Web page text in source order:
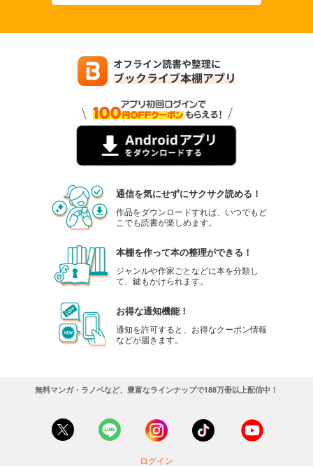
通信を気にせずにサクサク読める！
作品をダウンロードすれば、いつでもど
こでも読書が楽しめます。
本棚を作って本の整理ができる！
ジャンルや作家ごとなどに本を分類し
て、鍵もかけられます。
お得な通知機能！
通知を許可すると、お得なクーポン情報
などが届きます。
無料マンガ・ラノベなど、豊富なラインナップで188万冊以上配信中！
ログイン